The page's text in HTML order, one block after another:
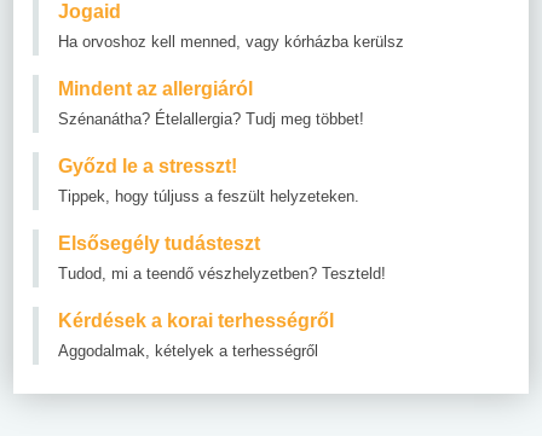
Jogaid
Ha orvoshoz kell menned, vagy kórházba kerülsz
Mindent az allergiáról
Szénanátha? Ételallergia? Tudj meg többet!
Győzd le a stresszt!
Tippek, hogy túljuss a feszült helyzeteken.
Elsősegély tudásteszt
Tudod, mi a teendő vészhelyzetben? Teszteld!
Kérdések a korai terhességről
Aggodalmak, kételyek a terhességről